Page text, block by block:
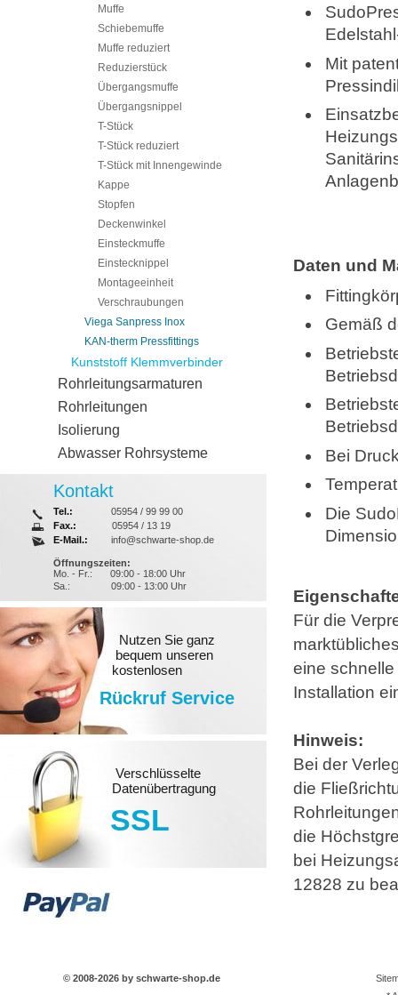
Mit
Daten und
Gemäß
Bei
Die
Für die
eine
Installation
Hinweis:
Bei der
die
die
bei
12828 zu
Muffe
Schiebemuffe
Muffe reduziert
Reduzierstück
Übergangsmuffe
Übergangsnippel
T-Stück
T-Stück reduziert
T-Stück mit Innengewinde
Kappe
Stopfen
Deckenwinkel
Einsteckmuffe
Einstecknippel
Montageeinheit
Verschraubungen
Viega Sanpress Inox
KAN-therm Pressfittings
Kunststoff Klemmverbinder
Rohrleitungsarmaturen
Rohrleitungen
Isolierung
Abwasser Rohrsysteme
Kontakt
Tel.:
05954 / 99 99 00
Fax.:
05954 / 13 19
E-Mail.:
info@schwarte-shop.de
Öffnungszeiten:
Mo. - Fr.:
09:00 - 18:00 Uhr
Sa.:
09:00 - 13:00 Uhr
Nutzen Sie ganz
bequem unseren
kostenlosen
Rückruf Service
Verschlüsselte
Datenübertragung
SSL
© 2008-2026 by schwarte-shop.de